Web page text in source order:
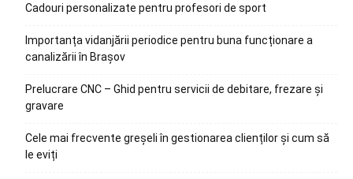
Cadouri personalizate pentru profesori de sport
Importanța vidanjării periodice pentru buna funcționare a
canalizării în Brașov
Prelucrare CNC – Ghid pentru servicii de debitare, frezare și
gravare
Cele mai frecvente greșeli în gestionarea clienților și cum să
le eviți